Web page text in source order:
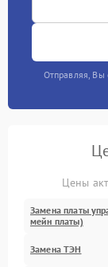
Отправляя, Вы
Цены
Замена платы
мейн платы)
Замена ТЭН